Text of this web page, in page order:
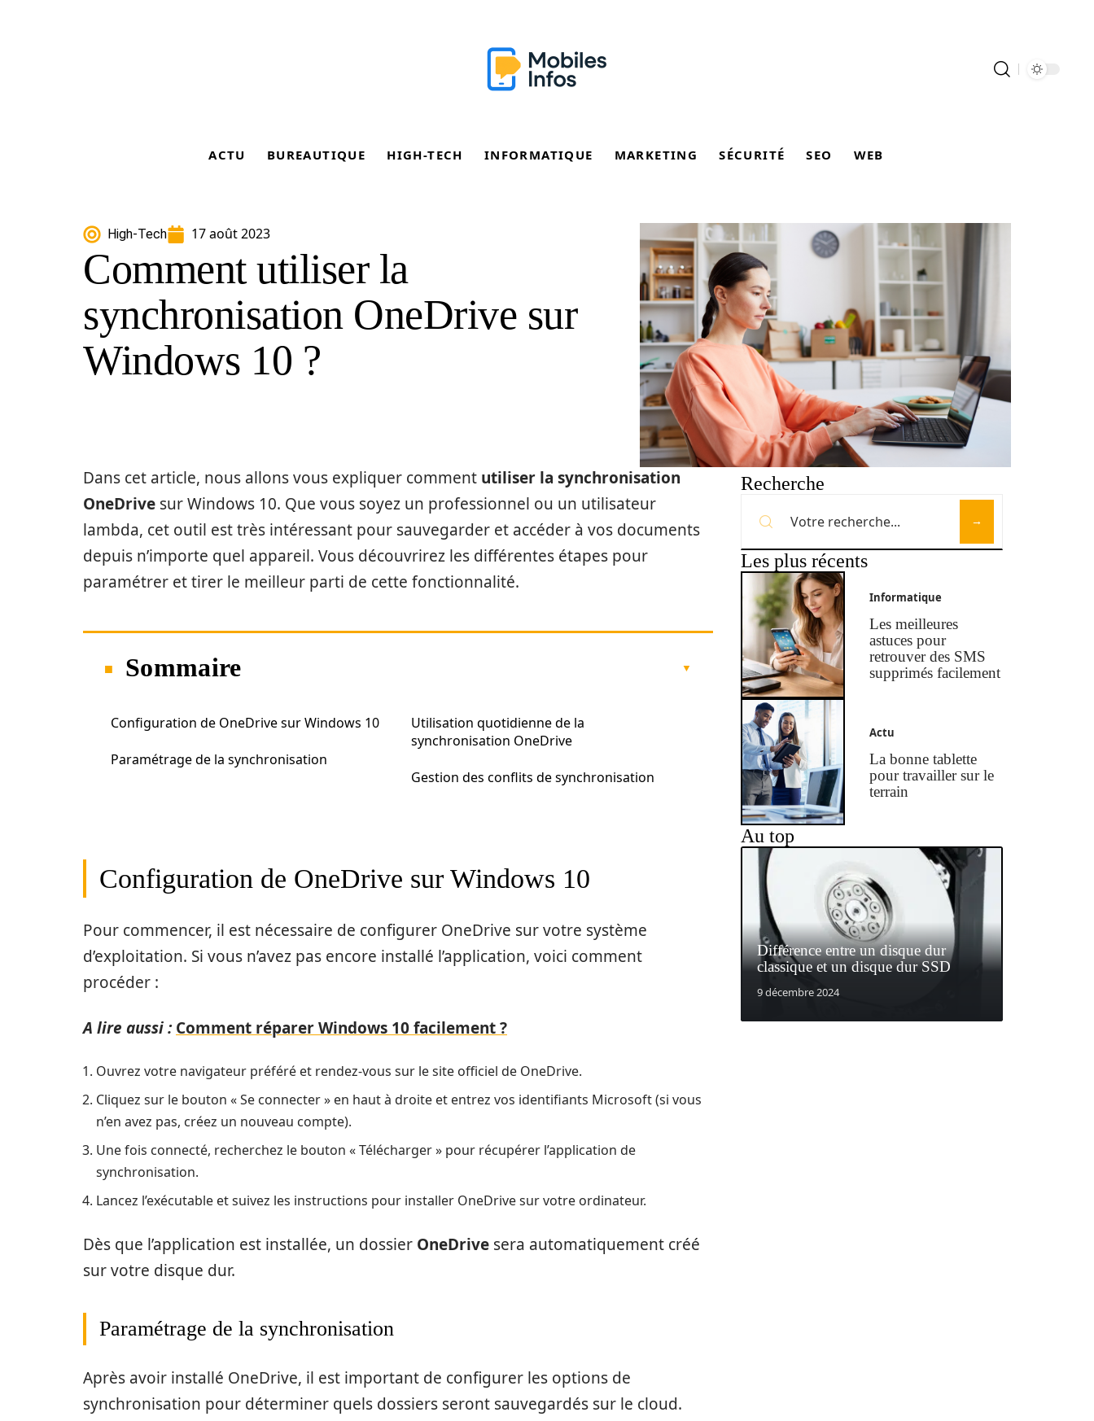
ACTU BUREAUTIQUE HIGH-TECH INFORMATIQUE MARKETING SÉCURITÉ SEO WEB
High-Tech 17 août 2023
Comment utiliser la
synchronisation OneDrive sur
Windows 10 ?
Dans cet article, nous allons vous expliquer comment utiliser la synchronisation
OneDrive sur Windows 10. Que vous soyez un professionnel ou un utilisateur
lambda, cet outil est très intéressant pour sauvegarder et accéder à vos documents
depuis n’importe quel appareil. Vous découvrirez les différentes étapes pour
paramétrer et tirer le meilleur parti de cette fonctionnalité.
Sommaire
Configuration de OneDrive sur Windows 10
Paramétrage de la synchronisation
Utilisation quotidienne de la
synchronisation OneDrive
Gestion des conflits de synchronisation
Configuration de OneDrive sur Windows 10
Pour commencer, il est nécessaire de configurer OneDrive sur votre système
d’exploitation. Si vous n’avez pas encore installé l’application, voici comment
procéder :
A lire aussi : Comment réparer Windows 10 facilement ?
Ouvrez votre navigateur préféré et rendez-vous sur le site officiel de OneDrive.
Cliquez sur le bouton « Se connecter » en haut à droite et entrez vos identifiants Microsoft (si vous
n’en avez pas, créez un nouveau compte).
Une fois connecté, recherchez le bouton « Télécharger » pour récupérer l’application de
synchronisation.
Lancez l’exécutable et suivez les instructions pour installer OneDrive sur votre ordinateur.
Dès que l’application est installée, un dossier OneDrive sera automatiquement créé
sur votre disque dur.
Paramétrage de la synchronisation
Après avoir installé OneDrive, il est important de configurer les options de
synchronisation pour déterminer quels dossiers seront sauvegardés sur le cloud.
Recherche
Les plus récents
Informatique
Les meilleures
astuces pour
retrouver des SMS
supprimés facilement
Actu
La bonne tablette
pour travailler sur le
terrain
Au top
Différence entre un disque dur
classique et un disque dur SSD
9 décembre 2024